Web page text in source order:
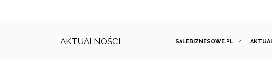
AKTUALNOŚCI SALEBIZNESOWE.PL /